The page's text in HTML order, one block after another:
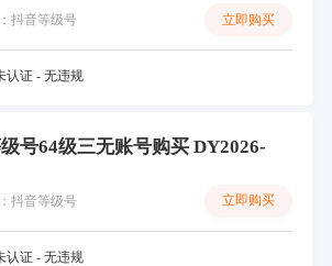
抖音等级号 立即购买
认证 - 无违规
号64级三无账号购买 DY2026-
抖音等级号 立即购买
认证 - 无违规